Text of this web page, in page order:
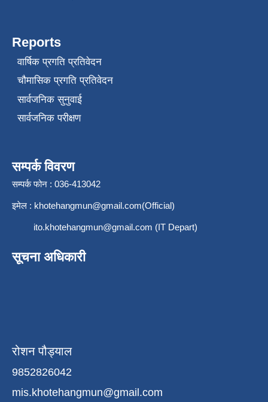
Reports
वार्षिक प्रगति प्रतिवेदन
चौमासिक प्रगति प्रतिवेदन
सार्वजनिक सुनुवाई
सार्वजनिक परीक्षण
सम्पर्क विवरण
सम्पर्क फोन : 036-413042
इमेल : khotehangmun@gmail.com(Official)
ito.khotehangmun@gmail.com (IT Depart)
सूचना अधिकारी
रोशन पौड्याल
9852826042
mis.khotehangmun@gmail.com